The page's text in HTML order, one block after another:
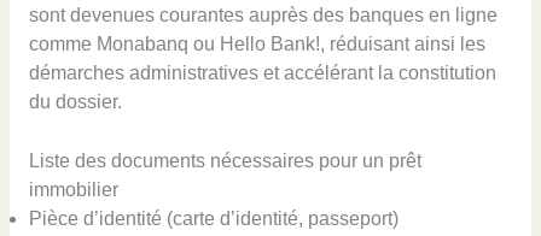
sont devenues courantes auprès des banques en ligne
comme Monabanq ou Hello Bank!, réduisant ainsi les
démarches administratives et accélérant la constitution
du dossier.
Liste des documents nécessaires pour un prêt
immobilier
Pièce d’identité (carte d’identité, passeport)